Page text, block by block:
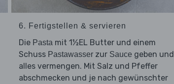
6. Fertigstellen & servieren
Die Pasta mit 1½EL Butter und einem
Schuss Pastawasser zur Sauce geben und
alles vermengen. Mit Salz und Pfeffer
abschmecken und je nach gewünschter